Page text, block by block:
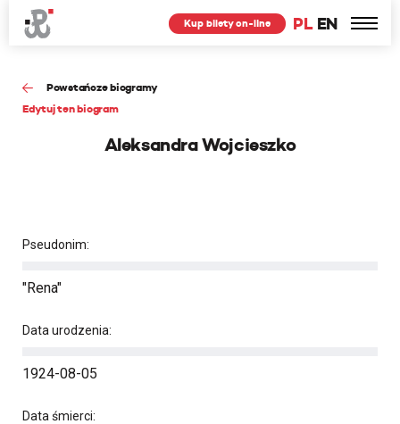
PL EN
Kup bilety on-line
Powstańcze biogramy
Edytuj ten biogram
Aleksandra Wojcieszko
Pseudonim:
"Rena"
Data urodzenia:
1924-08-05
Data śmierci: